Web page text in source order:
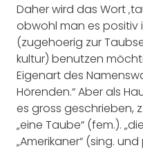
Daher wird das Wort
obwohl man es positiv
(zugehoerig zur
kultur) benutzen
Eigenart des
Hörenden.“ Aber als
es gross geschrieben,
„eine Taube“ (fem.).
„Amerikaner“ (sing. und